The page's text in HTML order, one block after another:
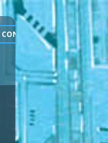
CONNEXION